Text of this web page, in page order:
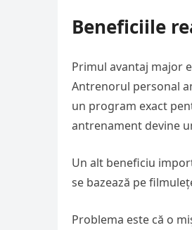
Beneficiile
Primul avantaj major
Antrenorul personal
un program exact
antrenament devine
Un alt beneficiu
se bazează pe
Problema este că o